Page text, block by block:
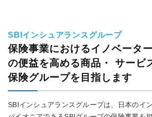
SBIインシュアランスグループ
保険事業におけるイノベータ
の便益を高める商品・ サービ
保険グループを目指します
SBIインシュアランスグループは、日本のイ